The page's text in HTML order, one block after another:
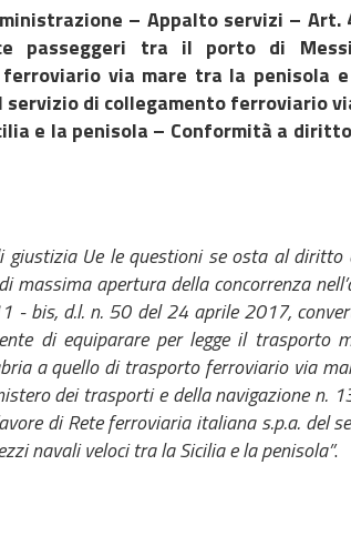
– Appalto servizi – Art.
passeggeri tra il porto di
via mare tra la penisola
di collegamento ferroviario
e la penisola – Conformità a
giustizia Ue le questioni se osta al
massima apertura della concorrenza
- bis, d.l. n. 50 del 24 aprile 2017,
di equiparare per legge il trasporto
a quello di trasporto ferroviario via
dei trasporti e della navigazione n.
di Rete ferroviaria italiana s.p.a. del
navali veloci tra la Sicilia e la penisola”.